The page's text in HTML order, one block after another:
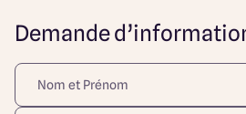
dynamiques qui offrent toutes les
Une véritable chance à saisir pour
Remaudière.
Demande